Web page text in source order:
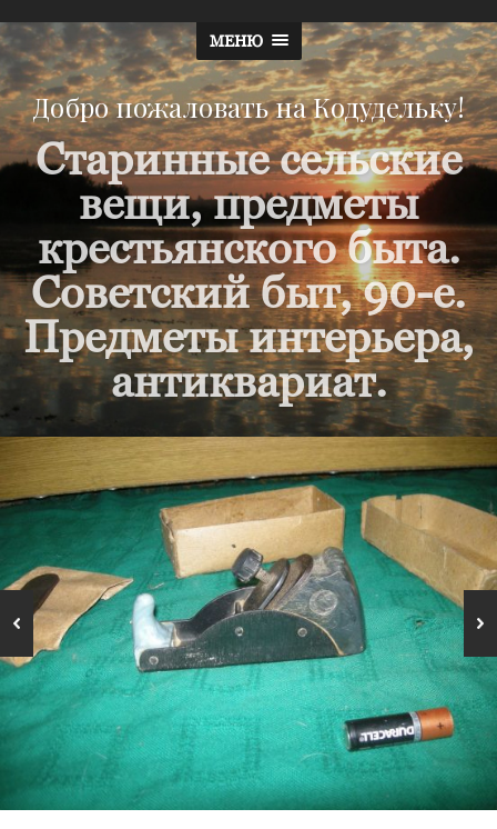
МЕНЮ
Добро пожаловать на Кодудельку!
Старинные сельские
вещи, предметы
крестьянского быта.
Советский быт, 90-е.
Предметы интерьера,
антиквариат.